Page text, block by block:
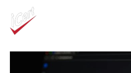
στο
περιεχόμενο